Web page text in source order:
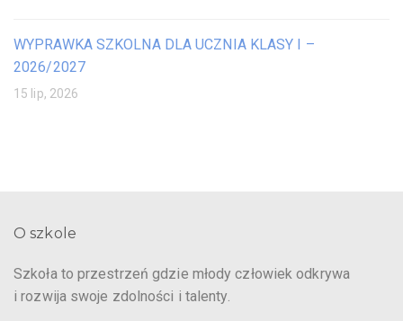
WYPRAWKA SZKOLNA DLA UCZNIA KLASY I –
2026/2027
15 lip, 2026
O szkole
Szkoła to przestrzeń gdzie młody człowiek odkrywa
i rozwija swoje zdolności i talenty.